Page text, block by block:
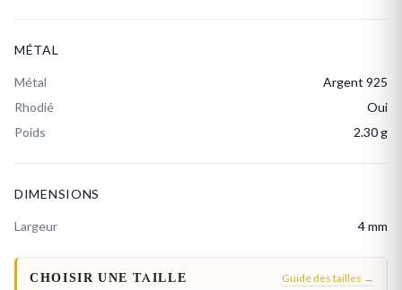
MÉTAL
Métal
Argent 925
Rhodié
Oui
Poids
2.30 g
DIMENSIONS
Largeur 4 mm
CHOISIR UNE TAILLE Guide des tailles →